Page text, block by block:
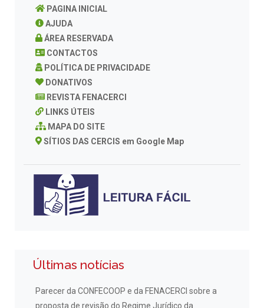
PAGINA INICIAL
AJUDA
ÁREA RESERVADA
CONTACTOS
POLÍTICA DE PRIVACIDADE
DONATIVOS
REVISTA FENACERCI
LINKS ÚTEIS
MAPA DO SITE
SÍTIOS DAS CERCIS em Google Map
Últimas notícias
Parecer da CONFECOOP e da FENACERCI sobre a
proposta de revisão do Regime Jurídico da